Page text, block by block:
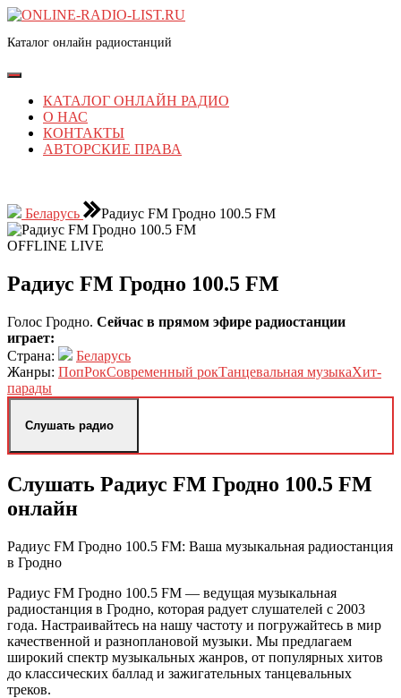
Перейти
содержимому
к
содержимому
Каталог онлайн радиостанций
Кнопка
ОткрытьКАТАЛОГ ОНЛАЙН РАДИО
О НАС
КОНТАКТЫ
АВТОРСКИЕ ПРАВА
Беларусь
Радиус FM Гродно 100.5 FM
OFFLINE LIVE
Радиус FM Гродно 100.5 FM
Голос Гродно. Сейчас в прямом эфире радиостанции
играет:
Страна:
Беларусь
Жанры: ПопРокСовременный рокТанцевальная музыкаХит-
парады
Слушать радио
Слушать Радиус FM Гродно 100.5 FM
онлайн
Радиус FM Гродно 100.5 FM: Ваша музыкальная радиостанция
в Гродно
Радиус FM Гродно 100.5 FM — ведущая музыкальная
радиостанция в Гродно, которая радует слушателей с 2003
года. Настраивайтесь на нашу частоту и погружайтесь в мир
качественной и разноплановой музыки. Мы предлагаем
широкий спектр музыкальных жанров, от популярных хитов
до классических баллад и зажигательных танцевальных
треков.